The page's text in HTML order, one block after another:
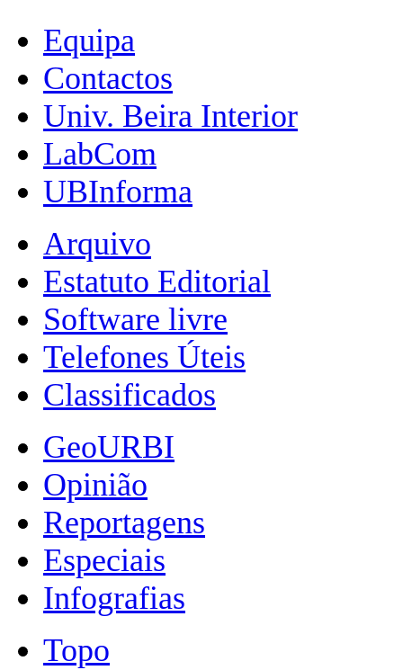
Equipa
Contactos
Univ. Beira Interior
LabCom
UBInforma
Arquivo
Estatuto Editorial
Software livre
Telefones Úteis
Classificados
GeoURBI
Opinião
Reportagens
Especiais
Infografias
Topo